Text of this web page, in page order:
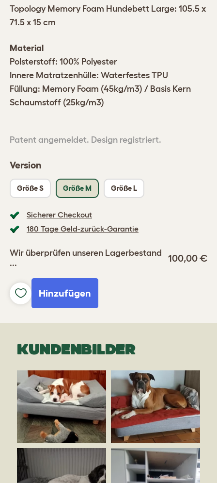
Version
Größe S Größe M Größe L
Sicherer Checkout
180 Tage Geld-zurück-Garantie
Wir überprüfen unseren Lagerbestand
...
100,00 €
Hinzufügen
Topology Memory Foam Hundebett Large: 105.5 x
71.5 x 15 cm
Material
Polsterstoff: 100% Polyester
Innere Matratzenhülle: Waterfestes TPU
Füllung: Memory Foam (45kg/m3) / Basis Kern
Schaumstoff (25kg/m3)
Patent angemeldet. Design registriert.
KUNDENBILDER